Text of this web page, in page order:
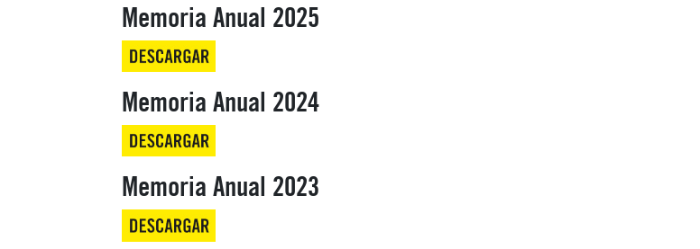
Memoria Anual 2025
Memoria Anual 2024
Memoria Anual 2023